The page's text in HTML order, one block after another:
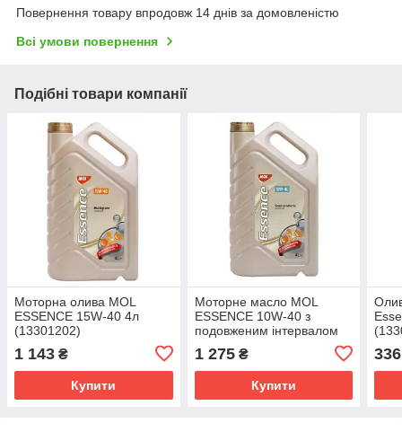
Повернення товару впродовж 14 днів за домовленістю
Всі умови повернення
Подібні товари компанії
Моторна олива MOL
ESSENCE 15W-40 4л
(13301202)
1 143 ₴
Купити
Моторне масло MOL
ESSENCE 10W-40 з
подовженим інтервалом
1 275₴
Купити
336